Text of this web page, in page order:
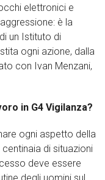
elettronici e
è la
un Istituto di
ogni azione, dalla
con Ivan Menzani,
in G4 Vigilanza?
ogni aspetto della
di situazioni
deve essere